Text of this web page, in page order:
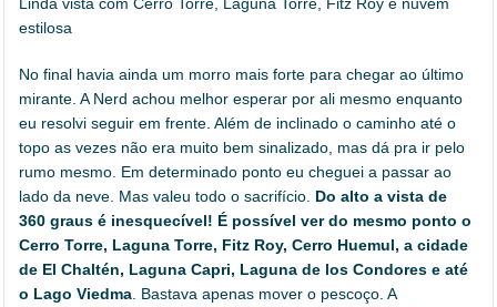
estilosa
No final havia ainda um morro mais forte para chegar ao último
mirante. A Nerd achou melhor esperar por ali mesmo enquanto
eu resolvi seguir em frente. Além de inclinado o caminho até o
topo as vezes não era muito bem sinalizado, mas dá pra ir pelo
rumo mesmo. Em determinado ponto eu cheguei a passar ao
lado da neve. Mas valeu todo o sacrifício. Do alto a vista de
360 graus é inesquecível! É possível ver do mesmo ponto o
Cerro Torre, Laguna Torre, Fitz Roy, Cerro Huemul, a cidade
de El Chaltén, Laguna Capri, Laguna de los Condores e até
o Lago Viedma . Bastava apenas mover o pescoço. A